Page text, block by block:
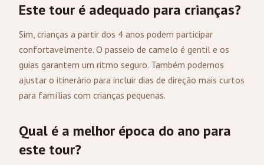
Este tour é adequado para crianças?
Sim, crianças a partir dos 4 anos podem participar
confortavelmente. O passeio de camelo é gentil e os
guias garantem um ritmo seguro. Também podemos
ajustar o itinerário para incluir dias de direção mais curtos
para famílias com crianças pequenas.
Qual é a melhor época do ano para
este tour?